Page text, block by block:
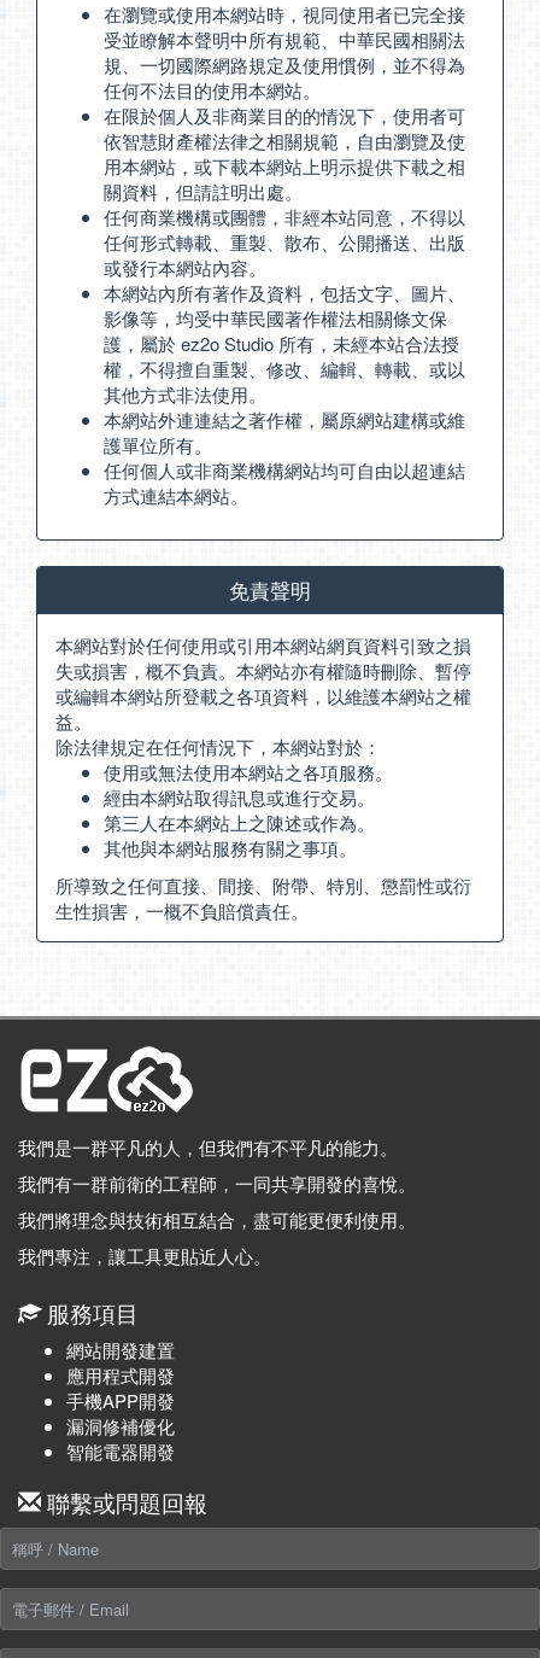
在瀏覽或使用本網站時，視同使用者已完全接
受並瞭解本聲明中所有規範、中華民國相關法
規、一切國際網路規定及使用慣例，並不得為
任何不法目的使用本網站。
在限於個人及非商業目的的情況下，使用者可
依智慧財產權法律之相關規範，自由瀏覽及使
用本網站，或下載本網站上明示提供下載之相
關資料，但請註明出處。
任何商業機構或團體，非經本站同意，不得以
任何形式轉載、重製、散布、公開播送、出版
或發行本網站內容。
本網站內所有著作及資料，包括文字、圖片、
影像等，均受中華民國著作權法相關條文保
護，屬於 ez2o Studio 所有，未經本站合法授
權，不得擅自重製、修改、編輯、轉載、或以
其他方式非法使用。
本網站外連連結之著作權，屬原網站建構或維
護單位所有。
任何個人或非商業機構網站均可自由以超連結
方式連結本網站。
免責聲明
本網站對於任何使用或引用本網站網頁資料引致之損
失或損害，概不負責。本網站亦有權隨時刪除、暫停
或編輯本網站所登載之各項資料，以維護本網站之權
益。
除法律規定在任何情況下，本網站對於：
使用或無法使用本網站之各項服務。
經由本網站取得訊息或進行交易。
第三人在本網站上之陳述或作為。
其他與本網站服務有關之事項。
所導致之任何直接、間接、附帶、特別、懲罰性或衍
生性損害，一概不負賠償責任。
我們是一群平凡的人，但我們有不平凡的能力。
我們有一群前衛的工程師，一同共享開發的喜悅。
我們將理念與技術相互結合，盡可能更便利使用。
我們專注，讓工具更貼近人心。
服務項目
網站開發建置
應用程式開發
手機APP開發
漏洞修補優化
智能電器開發
聯繫或問題回報